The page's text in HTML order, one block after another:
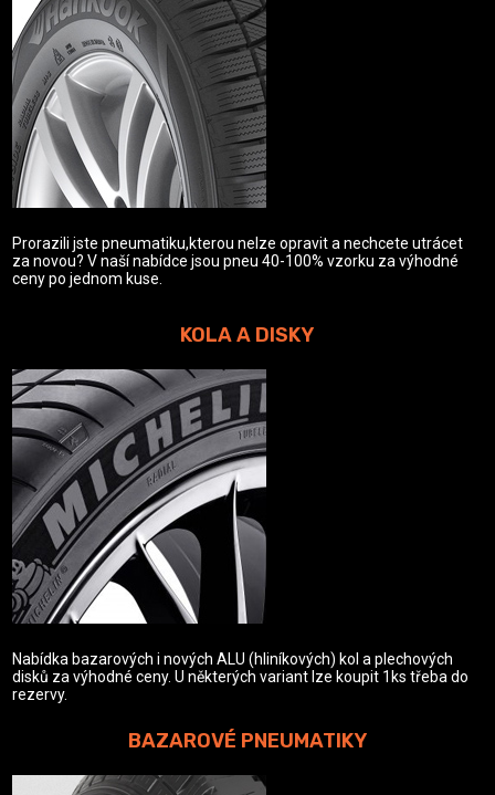
Prorazili jste pneumatiku,kterou nelze opravit a nechcete utrácet
za novou? V naší nabídce jsou pneu 40-100% vzorku za výhodné
ceny po jednom kuse.
KOLA A DISKY
Nabídka bazarových i nových ALU (hliníkových) kol a plechových
disků za výhodné ceny. U některých variant lze koupit 1ks třeba do
rezervy.
BAZAROVÉ PNEUMATIKY